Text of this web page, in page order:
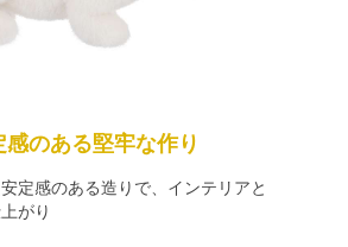
感のある堅牢な作り
定感のある造りで、インテリアと
がり